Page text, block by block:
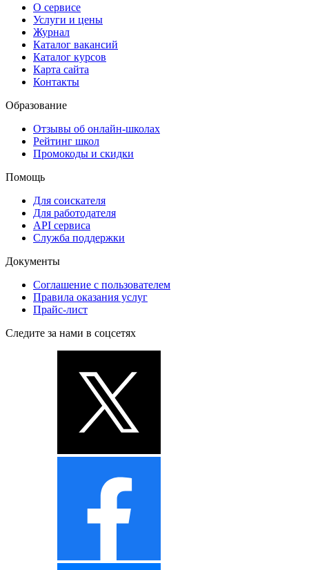
О сервисе
Услуги и цены
Журнал
Каталог вакансий
Каталог курсов
Карта сайта
Контакты
Образование
Отзывы об онлайн-школах
Рейтинг школ
Промокоды и скидки
Помощь
Для соискателя
Для работодателя
API сервиса
Служба поддержки
Документы
Соглашение с пользователем
Правила оказания услуг
Прайс-лист
Следите за нами в соцсетях